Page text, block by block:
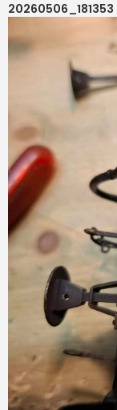
20260506_181353